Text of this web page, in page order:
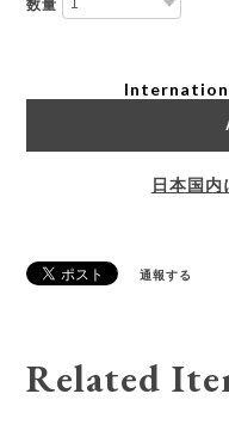
数量
日本国内
通報する
Related